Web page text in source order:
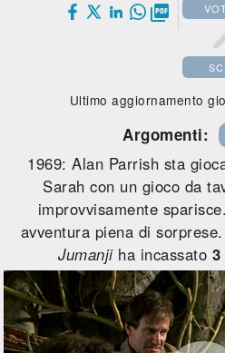

Ultimo aggiornamento
Argomenti:
1969: Alan Parrish sta
Sarah con un gioco da
improvvisamente
avventura piena di
Jumanjiha incassato